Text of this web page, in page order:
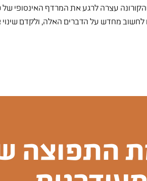
עצרה לרגע את המרדף האינסופי
מחדש על הדברים האלה, ולקדם
התפוצה